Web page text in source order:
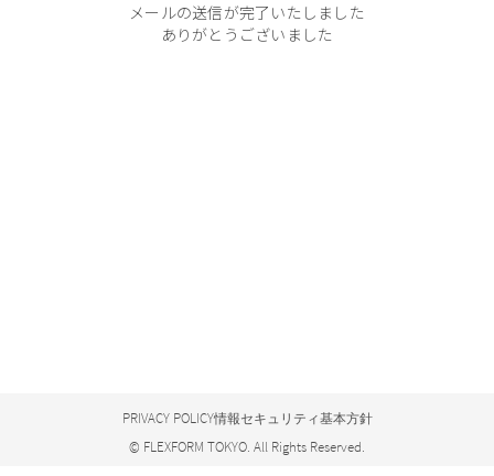
メールの送信が完了いたしました
ありがとうございました
PRIVACY POLICY情報セキュリティ基本方針
© FLEXFORM TOKYO. All Rights Reserved.